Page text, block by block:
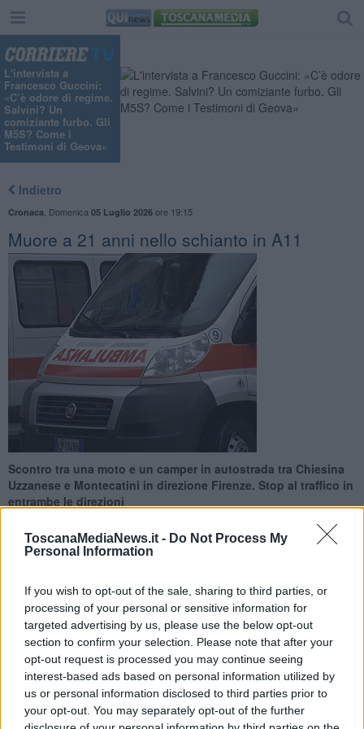
ToscanaMediaNews.it - Do Not Process My
Personal Information
If you wish to opt-out of the sale, sharing to third parties, or
processing of your personal or sensitive information for
targeted advertising by us, please use the below opt-out
section to confirm your selection. Please note that after your
opt-out request is processed you may continue seeing
interest-based ads based on personal information utilized by
us or personal information disclosed to third parties prior to
your opt-out. You may separately opt-out of the further
L'intervista a
Francesco Guccini:
«C’è odore di regime.
Salvini? Un
comiziante furbo. Gli
M5S? Come i
Testimoni di Geova»
Indietro
Cronaca Domenica 05 Luglio 2026ore 19:15
Muore a 21 anni nello schianto in A11
Scontro tra una moto e un camper in autostrada tra Chiesina
Uzzanese e Montecatini in direzione Firenze. Stop al traffico in
entrambe le direzioni
CHIESINA UZZANESE —Si è verificatoun grave incidente
mattinata di oggi, domenica 5 Luglio, lungo l'autostrada A11
Firenze-Mare, nel tratto compreso traChiesina Uzzanesee
Montecatini Terme , in direzione Firenze, all’altezza del chilometro
42. Purtroppo,
un giovane di 21 anni
ha perso la vita.
Lo scontro, che ha coinvoltoun campereuna moto, su cui era in
sella il 21enne, ha richiesto l'intervento deiVigili del fuoco